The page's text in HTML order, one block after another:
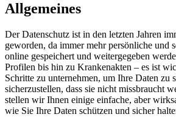
Allgemeines
Der Datenschutz ist in den letzten Jahren
geworden, da immer mehr persönliche und
online gespeichert und weitergegeben
Profilen bis hin zu Krankenakten – es ist
Schritte zu unternehmen, um Ihre Daten zu
sicherzustellen, dass sie nicht missbraucht
stellen wir Ihnen einige einfache, aber
wie Sie Ihre Daten schützen und sicher